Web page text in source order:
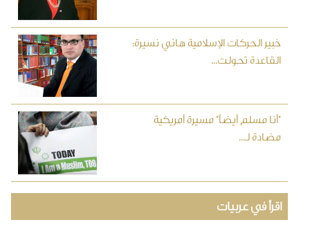
خبير الحركات الإسلامية هاني نسيرة:
القاعدة تحولت...
"أنا مسلم أيضاً" مسيرة أمريكية
مضادة لـ...
اقرأ في عربيات